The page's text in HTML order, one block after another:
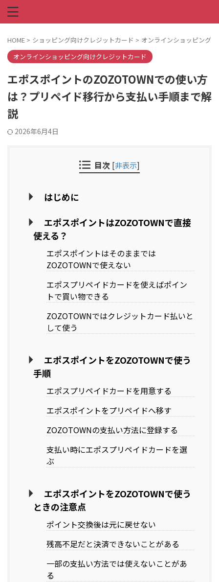
HOME > ショッピング向けクレジットカード > オンラインショッピング
オンラインショッピング向けクレジットカード
エポスポイントのZOZOTOWNでの使い方
は？プリペイド移行から支払い手順まで解
説
2026年6月4日
目次 [非表示]
はじめに
エポスポイントはZOZOTOWNで直接
使える？
エポスポイントはそのままでは
ZOZOTOWNで使えない
エポスプリペイドカードを使えばポイン
トで買い物できる
ZOZOTOWNではクレジットカード払いと
して使う
エポスポイントをZOZOTOWNで使う
手順
エポスプリペイドカードを用意する
エポスポイントをプリペイドへ移す
ZOZOTOWNの支払い方法に登録する
支払い時にエポスプリペイドカードを選
ぶ
エポスポイントをZOZOTOWNで使う
ときの注意点
ポイント交換後は元に戻せない
残高不足だと決済できないことがある
一部の支払い方法では使えないことがあ
る